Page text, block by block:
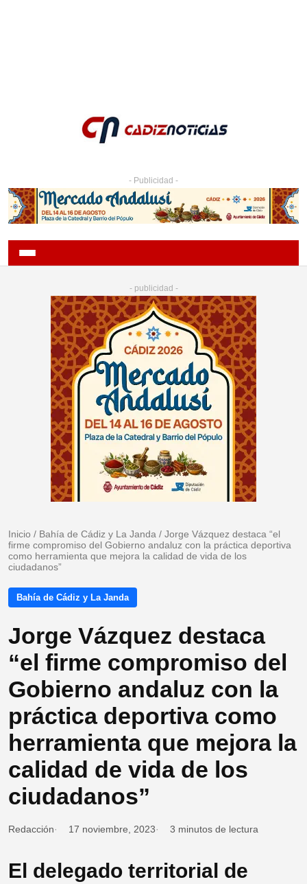
- Publicidad -
- publicidad -
Inicio / Bahía de Cádiz y La Janda / Jorge Vázquez destaca “el
firme compromiso del Gobierno andaluz con la práctica deportiva
como herramienta que mejora la calidad de vida de los
ciudadanos”
Bahía de Cádiz y La Janda
Jorge Vázquez destaca
“el firme compromiso del
Gobierno andaluz con la
práctica deportiva como
herramienta que mejora la
calidad de vida de los
ciudadanos”
Redacción 17 noviembre, 2023 3 minutos de lectura
El delegado territorial de